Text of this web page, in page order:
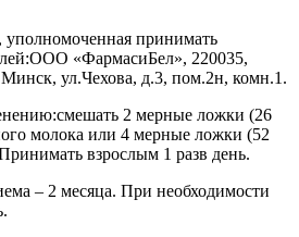
уполномоченная принимать
ООО «ФармасиБел», 220035,
Минск, ул.Чехова, д.3, пом.2н, комн.1 .
смешать 2 мерные ложки (26
молока или 4 мерные ложки (52
взрослым 1 разв день.
– 2 месяца. При необходимости
.